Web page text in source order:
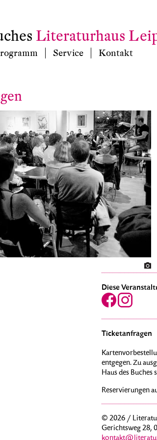
Literaturhaus
Service Kontakt
Diese
Ticketanfragen
entgegen. Zu
Haus des Buches
Reservierungen
© 2026 /
Gerichtsweg 28,